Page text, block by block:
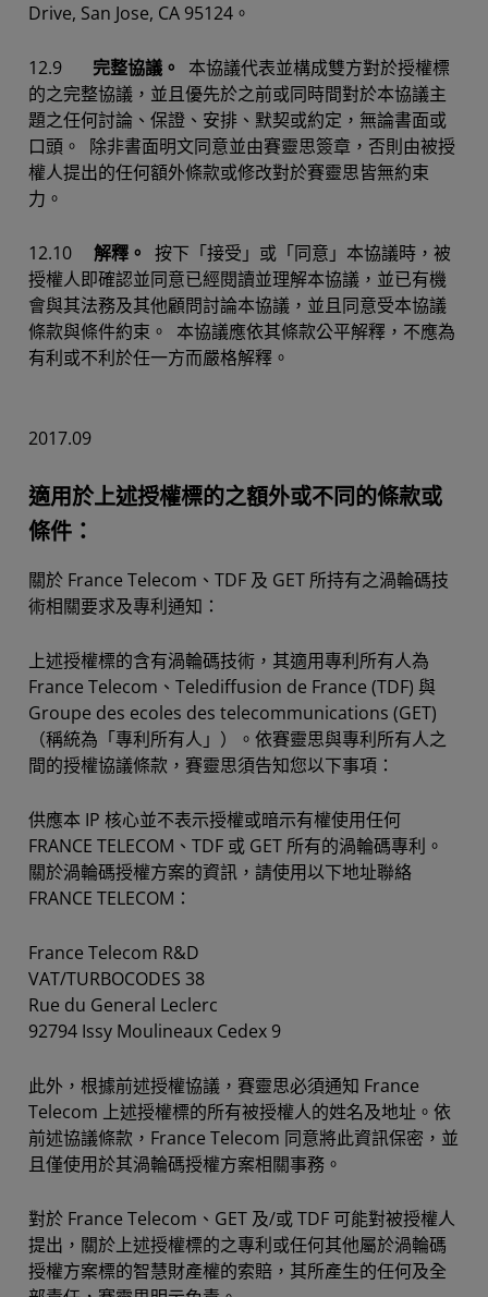
Drive, San Jose, CA 95124。
12.9 完整協議。
本協議代表並構成雙方對於授權標
的之完整協議，並且優先於之前或同時間對於本協議主
題之任何討論、保證、安排、默契或約定，無論書面或
口頭。 除非書面明文同意並由賽靈思簽章，否則由被授
權人提出的任何額外條款或修改對於賽靈思皆無約束
力。
12.10 解釋。 按下「接受」或「同意」本協議時，被
授權人即確認並同意已經閱讀並理解本協議，並已有機
會與其法務及其他顧問討論本協議，並且同意受本協議
條款與條件約束。 本協議應依其條款公平解釋，不應為
有利或不利於任一方而嚴格解釋。
2017.09
適用於上述授權標的之額外或不同的條款或
條件：
關於 France Telecom、TDF 及 GET 所持有之渦輪碼技
術相關要求及專利通知：
上述授權標的含有渦輪碼技術，其適用專利所有人為
France Telecom、Telediffusion de France (TDF) 與
Groupe des ecoles des telecommunications (GET)
（稱統為「專利所有人」）。依賽靈思與專利所有人之
間的授權協議條款，賽靈思須告知您以下事項：
供應本 IP 核心並不表示授權或暗示有權使用任何
FRANCE TELECOM、TDF 或 GET 所有的渦輪碼專利。
關於渦輪碼授權方案的資訊，請使用以下地址聯絡
FRANCE TELECOM：
France Telecom R&D
VAT/TURBOCODES 38
Rue du General Leclerc
92794 Issy Moulineaux Cedex 9
此外，根據前述授權協議，賽靈思必須通知 France
Telecom 上述授權標的所有被授權人的姓名及地址。依
前述協議條款，France Telecom 同意將此資訊保密，並
且僅使用於其渦輪碼授權方案相關事務。
對於 France Telecom、GET 及/或 TDF 可能對被授權人
提出，關於上述授權標的之專利或任何其他屬於渦輪碼
授權方案標的智慧財產權的索賠，其所產生的任何及全